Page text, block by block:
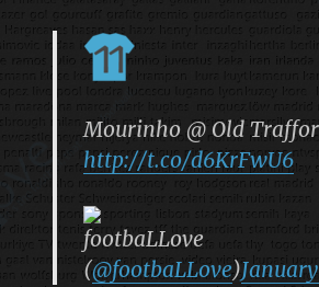
Mourinho @ Old
http://t.co/d6KrFwU6
footbaLLove
(@footbaLLove)